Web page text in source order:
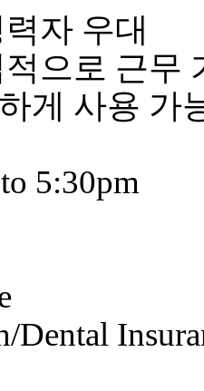
자 우대
으로 근무
게 사용 가
5:30pm
Dental